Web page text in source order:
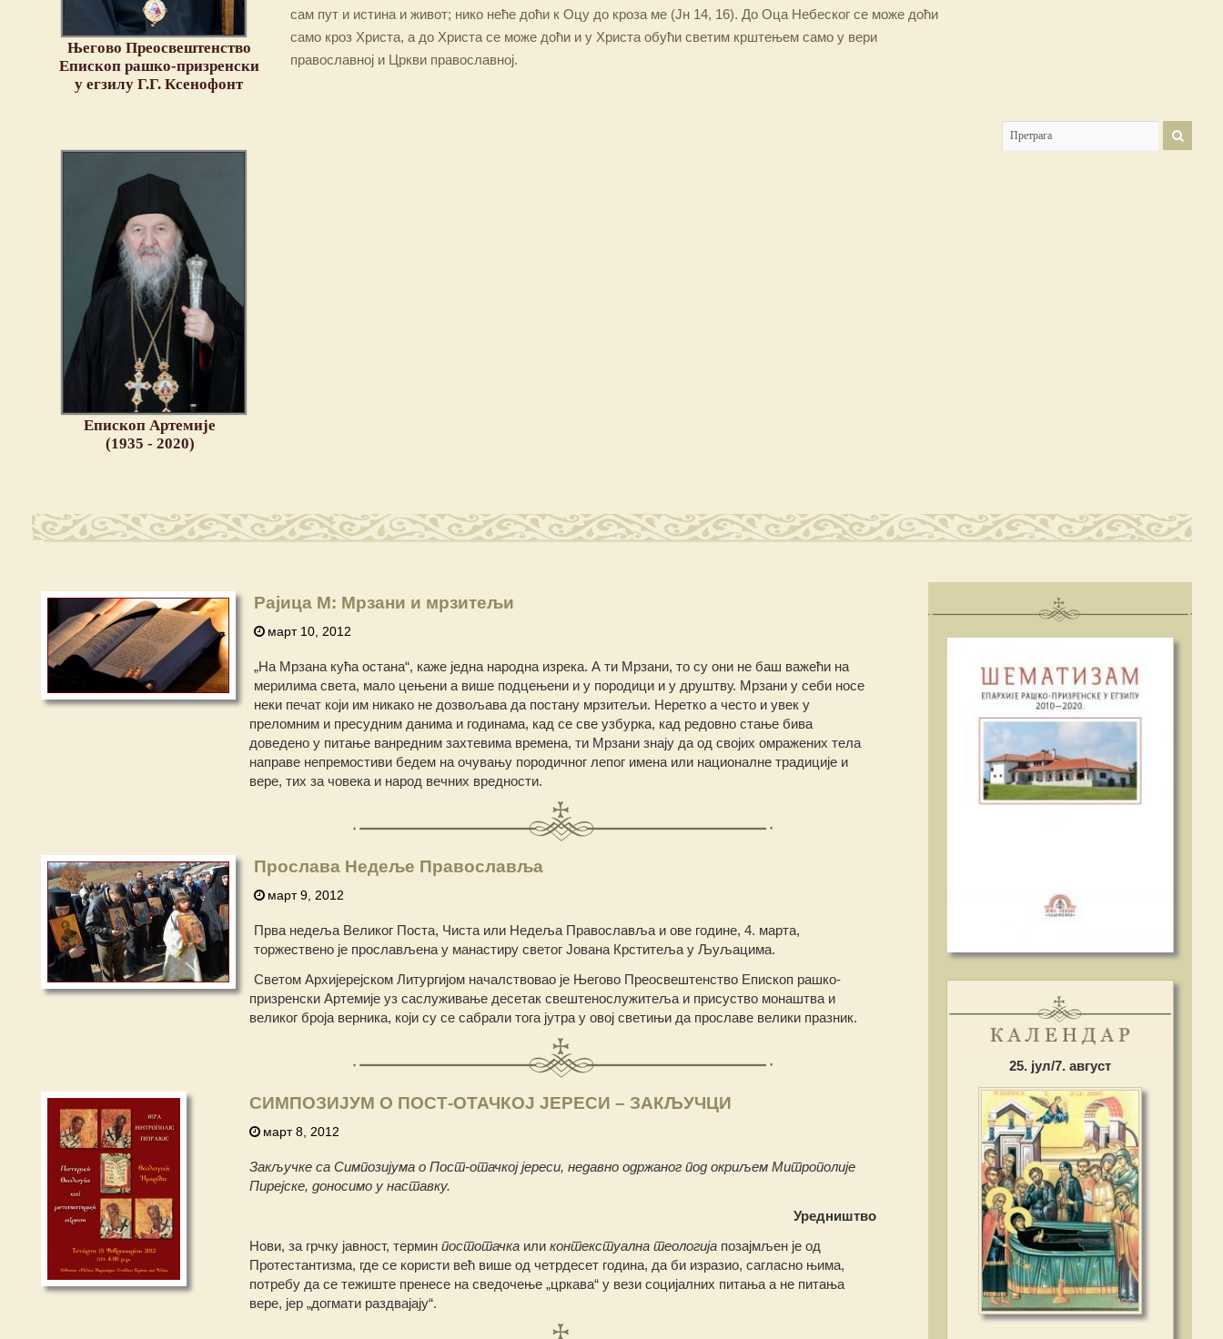
Његово Преосвештенство
Епископ рашко-призренски
у егзилу Г.Г. Ксенофонт
сам пут и истина и живот; нико неће доћи к Оцу до кроза ме (Јн 14, 16). До Оца Небеског се може доћи
само кроз Христа, а до Христа се може доћи и у Христа обући светим крштењем само у вери
православној и Цркви православној.
Епископ Артемије
(1935 - 2020)
Рајица М: Мрзани и мрзитељи
март 10, 2012
„На Мрзана кућа остана“, каже једна народна изрека. А ти Мрзани, то су они не баш важећи на
мерилима света, мало цењени а више подцењени и у породици и у друштву. Мрзани у себи носе
неки печат који им никако не дозвољава да постану мрзитељи. Неретко а често и увек у
преломним и пресудним данима и годинама, кад се све узбурка, кад редовно стање бива
доведено у питање ванредним захтевима времена, ти Мрзани знају да од својих омражених тела
направе непремостиви бедем на очувању породичног лепог имена или националне традиције и
вере, тих за човека и народ вечних вредности.
Прослава Недеље Православља
март 9, 2012
Прва недеља Великог Поста, Чиста или Недеља Православља и ове године, 4. марта,
торжествено је прослављена у манастиру светог Јована Крститеља у Љуљацима.
Светом Архијерејском Литургијом началствовао је Његово Преосвештенство Епископ рашко-
призренски Артемије уз саслуживање десетак свештенослужитеља и присуство монаштва и
великог броја верника, који су се сабрали тога јутра у овој светињи да прославе велики празник.
СИМПОЗИЈУМ О ПОСТ-ОТАЧКОЈ ЈЕРЕСИ – ЗАКЉУЧЦИ
март 8, 2012
Закључке са Симпозијума о Пост-отачкој јереси, недавно одржаног под окриљем Митрополије
Пирејске, доносимо у наставку.
Уредништво
Нови, за грчку јавност, термин постотачка или контекстуална теологија позајмљен је од
Протестантизма, где се користи већ више од четрдесет година, да би изразио, сагласно њима,
потребу да се тежиште пренесе на сведочење „цркава“ у вези социјалних питања а не питања
вере, јер „догмати раздвајају“.
25. јул/7. август